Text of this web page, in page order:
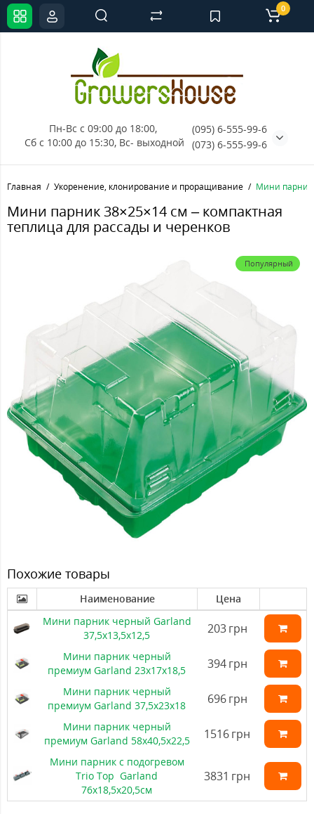
Пн-Вс с 09:00 до 18:00,
Сб с 10:00 до 15:30, Вс- выходной
(095) 6-555-99-6
(073) 6-555-99-6
0
Главная Укоренение, клонирование и проращивание Мини парник
Мини парник 38×25×14 см – компактная
теплица для рассады и черенков
Популярный
Похожие товары
Наименование
Цена
Мини парник черный Garland
37,5x13,5x12,5
203 грн
Мини парник черный
премиум Garland 23x17x18,5
394 грн
Мини парник черный
премиум Garland 37,5x23x18
696 грн
Мини парник черный
премиум Garland 58x40,5x22,5
1516грн
Мини парник с подогревом
Trio Top Garland
76х18,5х20,5см
3831 грн